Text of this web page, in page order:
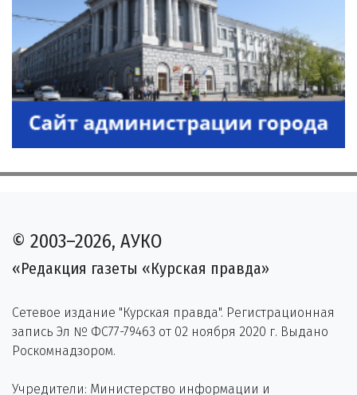
© 2003–2026, АУКО
«Редакция газеты «Курская правда»
Сетевое издание "Курская правда". Регистрационная
запись Эл № ФС77-79463 от 02 ноября 2020 г. Выдано
Роскомнадзором.
Учредители: Министерство информации и